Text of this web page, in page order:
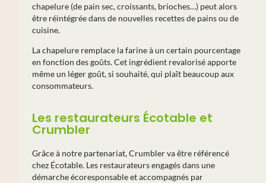
chapelure (de pain sec, croissants, brioches…) peut alors
être réintégrée dans de nouvelles recettes de pains ou de
cuisine.
La chapelure remplace la farine à un certain pourcentage
en fonction des goûts. Cet ingrédient revalorisé apporte
même un léger goût, si souhaité, qui plaît beaucoup aux
consommateurs.
Les restaurateurs Écotable et
Crumbler
Grâce à notre partenariat, Crumbler va être référencé
chez Écotable. Les restaurateurs engagés dans une
démarche écoresponsable et accompagnés par